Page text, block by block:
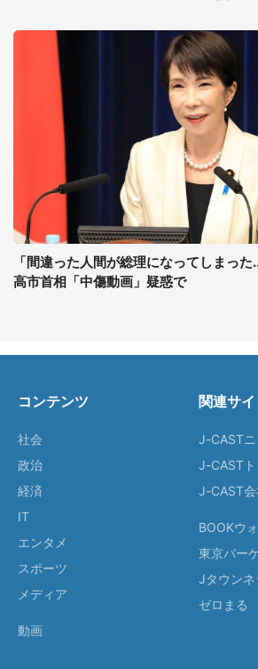
「間違った人間が総理になってしまっ
高市首相「中傷動画」疑惑で
コンテンツ
社会
政治
経済
IT
エンタメ
スポーツ
メディア
動画
関連サイ
J-CASTニ
J-CASTト
J-CAST
BOOKウ
東京バー
Jタウンネ
ゼロまる